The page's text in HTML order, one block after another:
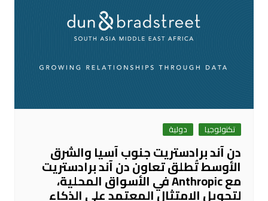
تكنولوجيا دولية
دن آند برادستريت جنوب آسيا والشرق
الأوسط تُطلق تعاون دن آند برادستريت
مع Anthropic في الأسواق المحلية،
لتحويل الامتثال المعتمد على الذكاء